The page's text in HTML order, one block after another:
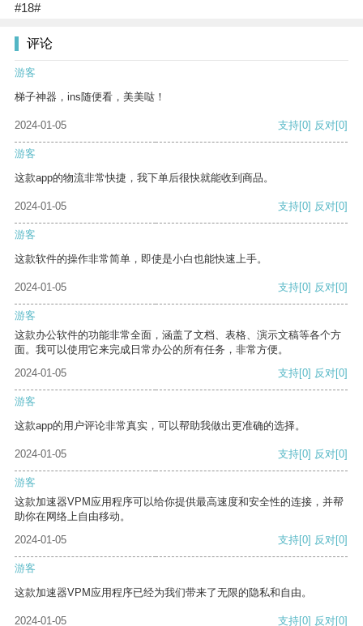
#18#
评论
游客
梯子神器，ins随便看，美美哒！
2024-01-05 支持[0] 反对[0]
游客
这款app的物流非常快捷，我下单后很快就能收到商品。
2024-01-05 支持[0] 反对[0]
游客
这款软件的操作非常简单，即使是小白也能快速上手。
2024-01-05 支持[0] 反对[0]
游客
这款办公软件的功能非常全面，涵盖了文档、表格、演示文稿等各个方
面。我可以使用它来完成日常办公的所有任务，非常方便。
2024-01-05
支持[0] 反对[0]
游客
这款app的用户评论非常真实，可以帮助我做出更准确的选择。
2024-01-05 支持[0] 反对[0]
游客
这款加速器VPM应用程序可以给你提供最高速度和安全性的连接，并帮
助你在网络上自由移动。
2024-01-05
支持[0] 反对[0]
游客
这款加速器VPM应用程序已经为我们带来了无限的隐私和自由。
2024-01-05 支持[0] 反对[0]